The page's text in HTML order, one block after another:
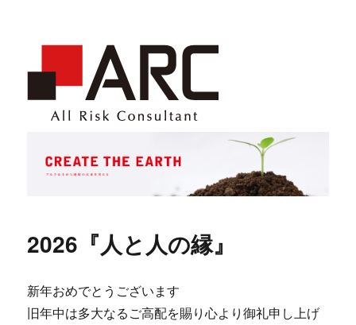
2026『人と人の縁』
新年おめでとうございます
旧年中は多大なるご高配を賜り心より御礼申し上げ